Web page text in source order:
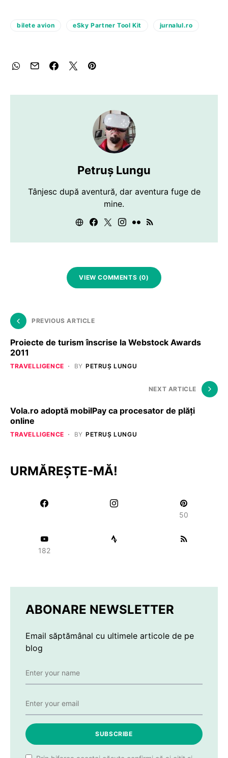
bilete avion eSky Partner Tool Kit jurnalul.ro
Petruș Lungu
Tânjesc după aventură, dar aventura fuge de
mine.
VIEW COMMENTS (0)
PREVIOUS ARTICLE
Proiecte de turism înscrise la Webstock Awards
2011
TRAVELLIGENCE BY PETRUȘ LUNGU
NEXT ARTICLE
Vola.ro adoptă mobilPay ca procesator de plăți
online
TRAVELLIGENCE BY PETRUȘ LUNGU
URMĂREȘTE-MĂ!
50
182
ABONARE NEWSLETTER
Email săptămânal cu ultimele articole de pe
blog
SUBSCRIBE